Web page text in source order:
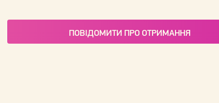
ПОВІДОМИТИ ПРО ОТРИМАННЯ